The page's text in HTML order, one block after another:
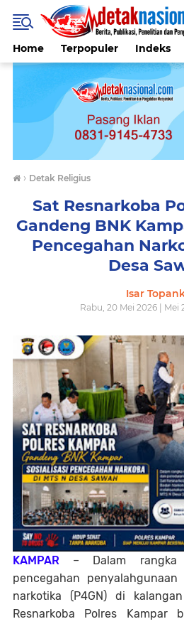
Home Terpopuler Indeks
› Detak Religius
Sat Resnarkoba
Gandeng BNK
Pencegahan
Desa
Isar
Rabu, 20 Mei 2026 | Mei
KAMPAR – Dalam rangka
pencegahan
narkotika (P4GN) di
Resnarkoba Polres Kampar